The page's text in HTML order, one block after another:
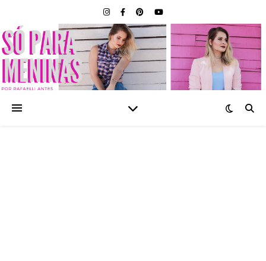
SÓ PARA MENINAS |
BLOG FEMININO POR
RAFAELLI ANTES